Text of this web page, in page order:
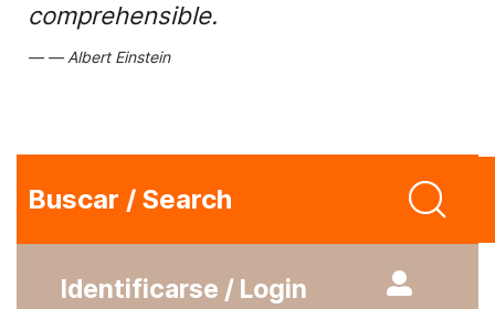
comprehensible.
Albert Einstein
Buscar / Search
Identificarse / Login